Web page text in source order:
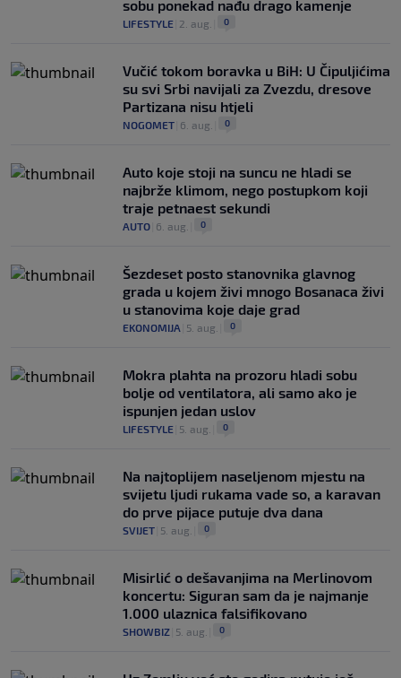
sobu ponekad nađu drago kamenje
LIFESTYLE 2. aug. 0
Vučić tokom boravka u BiH: U Čipuljićima
su svi Srbi navijali za Zvezdu, dresove
Partizana nisu htjeli
NOGOMET 6. aug. 0
Auto koje stoji na suncu ne hladi se
najbrže klimom, nego postupkom koji
traje petnaest sekundi
AUTO 6. aug. 0
Šezdeset posto stanovnika glavnog
grada u kojem živi mnogo Bosanaca živi
u stanovima koje daje grad
EKONOMIJA 5. aug. 0
Mokra plahta na prozoru hladi sobu
bolje od ventilatora, ali samo ako je
ispunjen jedan uslov
LIFESTYLE 5. aug. 0
Na najtoplijem naseljenom mjestu na
svijetu ljudi rukama vade so, a karavan
do prve pijace putuje dva dana
SVIJET 5. aug. 0
Misirlić o dešavanjima na Merlinovom
koncertu: Siguran sam da je najmanje
1.000 ulaznica falsifikovano
SHOWBIZ 5. aug. 0